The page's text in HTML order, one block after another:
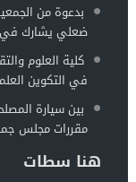
بدعوة من
ضعلي يشارك
في التكوين
بين سيارة
مقررات مجلس
هنا سطات